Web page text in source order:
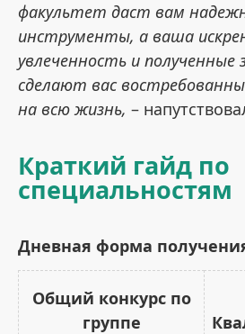
факультет даст вам
инструменты, а ваша
увлеченность и полученные
сделают вас
на всю жизнь, –
Краткий гайд по
специальностям
Дневная форма
Общий конкурс по
группе